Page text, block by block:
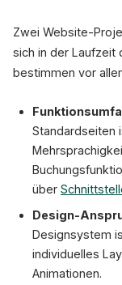
Zwei Website-
sich in der Laufzeit
bestimmen vor
Standardseiten
über
Design-
Designsystem
individuelles
Animationen.